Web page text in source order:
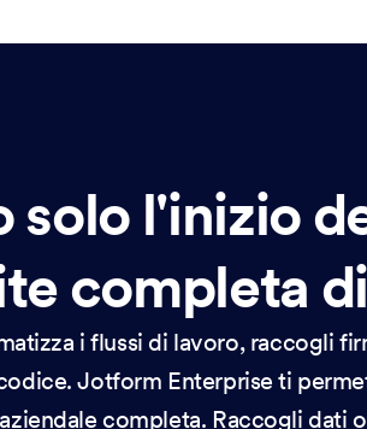
solo l'inizio
completa
i flussi di lavoro, raccogli
Jotform Enterprise ti
completa. Raccogli dati